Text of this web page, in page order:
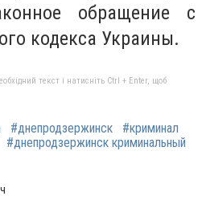
обращение с
кодекса Украины.
текст і натисніть Ctrl + Enter, щоб
#днепродзержинск
#криминал
#днепродзержинск криминальный